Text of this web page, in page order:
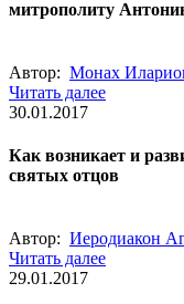
митрополиту
Автор: Монах
Читать далее
30.01.2017
Как возникает и
святых отцов
Автор: Иеродиакон
Читать далее
29.01.2017